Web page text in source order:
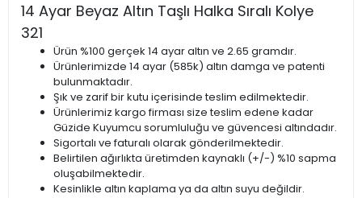
14 Ayar Beyaz Altın Taşlı Halka Sıralı Kolye
321
Ürün %100 gerçek 14 ayar altın ve 2.65 gramdır.
Ürünlerimizde 14 ayar (585k) altın damga ve patenti
bulunmaktadır.
Şık ve zarif bir kutu içerisinde teslim edilmektedir.
Ürünlerimiz kargo firması size teslim edene kadar
Güzide Kuyumcu sorumluluğu ve güvencesi altındadır.
Sigortalı ve faturalı olarak gönderilmektedir.
Belirtilen ağırlıkta üretimden kaynaklı (+/-) %10 sapma
oluşabilmektedir.
Kesinlikle altın kaplama ya da altın suyu değildir.